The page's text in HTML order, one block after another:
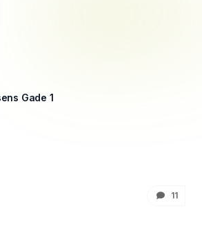
Gade 1
11